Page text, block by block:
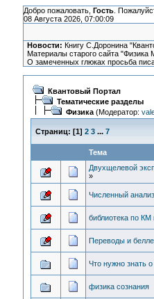
Добро пожаловать, Гость.
08 Августа 2026, 07:00:09
Новости: Книгу С.Доронина
Материалы старого сайта
О замеченных глюках просьба
Квантовый Портал
Тематические разделы
Физика(Модератор:
Страниц: [1] 2 3 ... 7
Тема
Двухщелевой
»
Численный
библиотека по КМ
Переводы и
Что нужно знать
физика сознания